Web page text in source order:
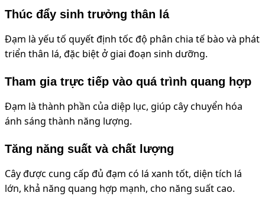
Thúc đẩy sinh trưởng thân lá
Đạm là yếu tố quyết định tốc độ phân chia tế bào và phát
triển thân lá, đặc biệt ở giai đoạn sinh dưỡng.
Tham gia trực tiếp vào quá trình quang hợp
Đạm là thành phần của diệp lục, giúp cây chuyển hóa
ánh sáng thành năng lượng.
Tăng năng suất và chất lượng
Cây được cung cấp đủ đạm có lá xanh tốt, diện tích lá
lớn, khả năng quang hợp mạnh, cho năng suất cao.